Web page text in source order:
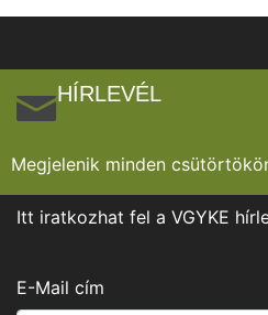
HÍRLEVÉL
Megjelenik minden
Itt iratkozhat fel a VGYKE
E-Mail cím